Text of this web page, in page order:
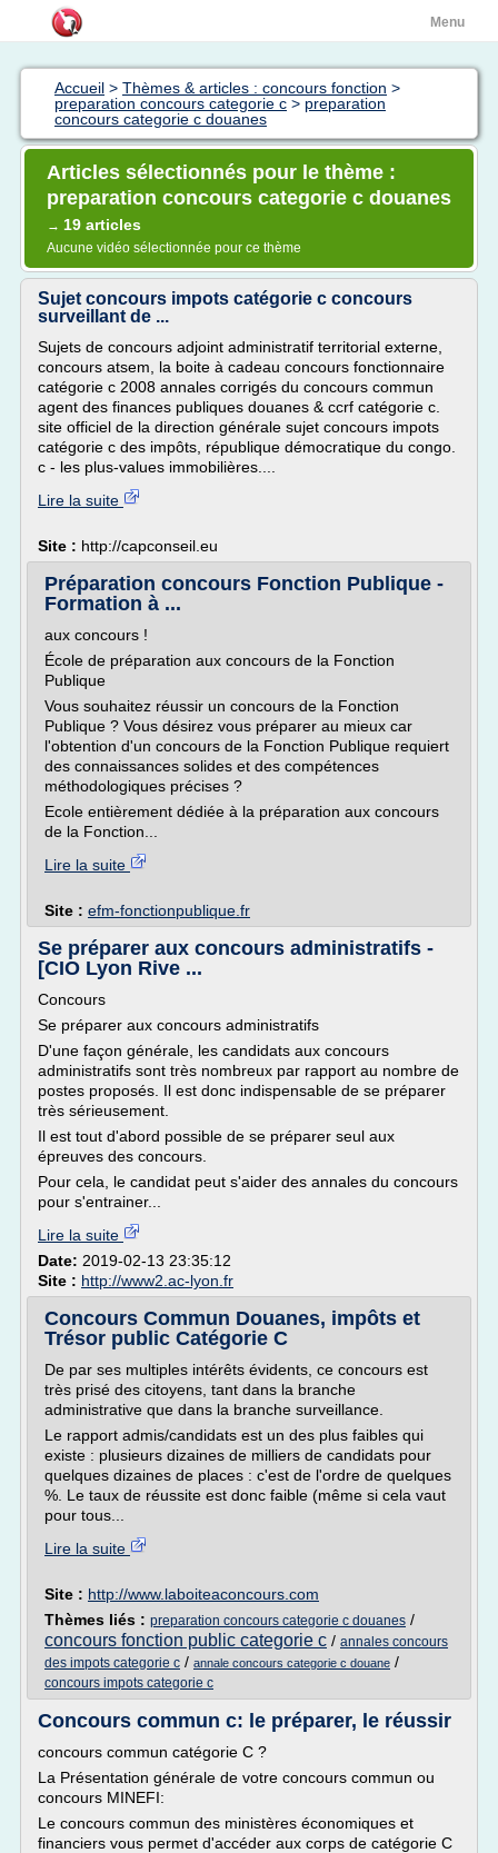
Menu
Accueil > Thèmes & articles : concours fonction >
preparation concours categorie c > preparation
concours categorie c douanes
Articles sélectionnés pour le thème :
preparation concours categorie c douanes
→ 19 articles
Aucune vidéo sélectionnée pour ce thème
Sujet concours impots catégorie c concours
surveillant de ...
Sujets de concours adjoint administratif territorial externe,
concours atsem, la boite à cadeau concours fonctionnaire
catégorie c 2008 annales corrigés du concours commun
agent des finances publiques douanes & ccrf catégorie c.
site officiel de la direction générale sujet concours impots
catégorie c des impôts, république démocratique du congo.
c - les plus-values immobilières....
Lire la suite
Site : http://capconseil.eu
Préparation concours Fonction Publique -
Formation à ...
aux concours !
École de préparation aux concours de la Fonction
Publique
Vous souhaitez réussir un concours de la Fonction
Publique ? Vous désirez vous préparer au mieux car
l'obtention d'un concours de la Fonction Publique requiert
des connaissances solides et des compétences
méthodologiques précises ?
Ecole entièrement dédiée à la préparation aux concours
de la Fonction...
Lire la suite
Site : efm-fonctionpublique.fr
Se préparer aux concours administratifs -
[CIO Lyon Rive ...
Concours
Se préparer aux concours administratifs
D'une façon générale, les candidats aux concours
administratifs sont très nombreux par rapport au nombre de
postes proposés. Il est donc indispensable de se préparer
très sérieusement.
Il est tout d'abord possible de se préparer seul aux
épreuves des concours.
Pour cela, le candidat peut s'aider des annales du concours
pour s'entrainer...
Lire la suite
Date: 2019-02-13 23:35:12
Site : http://www2.ac-lyon.fr
Concours Commun Douanes, impôts et
Trésor public Catégorie C
De par ses multiples intérêts évidents, ce concours est
très prisé des citoyens, tant dans la branche
administrative que dans la branche surveillance.
Le rapport admis/candidats est un des plus faibles qui
existe : plusieurs dizaines de milliers de candidats pour
quelques dizaines de places : c'est de l'ordre de quelques
%. Le taux de réussite est donc faible (même si cela vaut
pour tous...
Lire la suite
Site : http://www.laboiteaconcours.com
Thèmes liés : preparation concours categorie c douanes /
concours fonction public categorie c / annales concours
des impots categorie c / annale concours categorie c douane /
concours impots categorie c
Concours commun c: le préparer, le réussir
concours commun catégorie C ?
La Présentation générale de votre concours commun ou
concours MINEFI:
Le concours commun des ministères économiques et
financiers vous permet d'accéder aux corps de catégorie C